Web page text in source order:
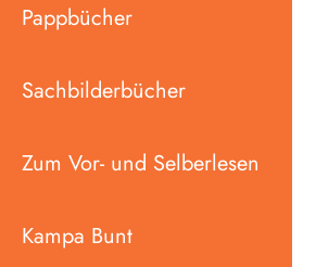
Pappbücher
Sachbilderbücher
Zum Vor- und Selberlesen
Kampa Bunt